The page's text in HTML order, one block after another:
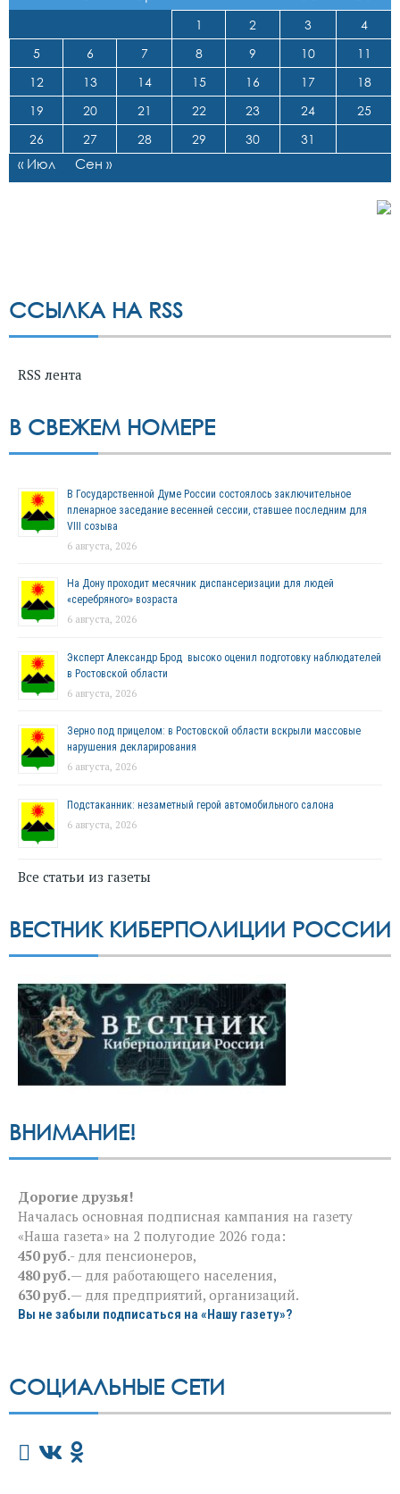
1 2 3
4
5
6 7 8 9 10
11
12
13 14 15 16 17
18
19
20 21 22 23 24
25
26
27 28 29 30 31
« Июл Сен »
ССЫЛКА НА RSS
RSS лента
В СВЕЖЕМ НОМЕРЕ
В Государственной Думе России состоялось заключительное
пленарное заседание весенней сессии, ставшее последним для
VIII созыва
6 августа, 2026
На Дону проходит месячник диспансеризации для людей
«серебряного» возраста
6 августа, 2026
Эксперт Александр Брод высоко оценил подготовку наблюдателей
в Ростовской области
6 августа, 2026
Зерно под прицелом: в Ростовской области вскрыли массовые
нарушения декларирования
6 августа, 2026
Подстаканник: незаметный герой автомобильного салона
6 августа, 2026
Все статьи из газеты
ВЕСТНИК КИБЕРПОЛИЦИИ РОССИИ
ВНИМАНИЕ!
Дорогие друзья!
Началась основная подписная кампания на газету
«Наша газета» на 2 полугодие 2026 года:
450 руб.- для пенсионеров,
480 руб.— для работающего населения,
630 руб.— для предприятий, организаций.
Вы не забыли подписаться на «Нашу газету»?
СОЦИАЛЬНЫЕ СЕТИ